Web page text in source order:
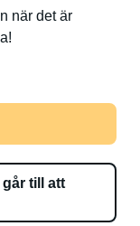
när det är
till att